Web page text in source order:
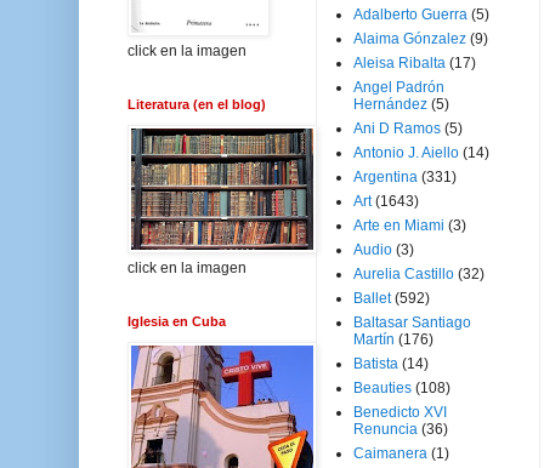
click en la imagen
Literatura (en el blog)
click en la imagen
Iglesia en Cuba
Adalberto Guerra (5)
Alaima Gónzalez (9)
Aleisa Ribalta (17)
Angel Padrón
Hernández (5)
Ani D Ramos (5)
Antonio J. Aiello (14)
Argentina (331)
Art (1643)
Arte en Miami (3)
Audio (3)
Aurelia Castillo (32)
Ballet (592)
Baltasar Santiago
Martín (176)
Batista (14)
Beauties (108)
Benedicto XVI
Renuncia (36)
Caimanera (1)